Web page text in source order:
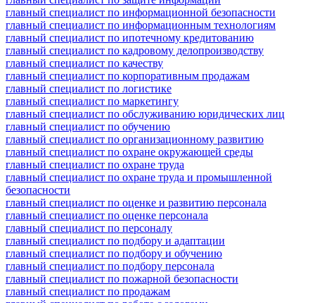
главный специалист по информационной безопасности
главный специалист по информационным технологиям
главный специалист по ипотечному кредитованию
главный специалист по кадровому делопроизводству
главный специалист по качеству
главный специалист по корпоративным продажам
главный специалист по логистике
главный специалист по маркетингу
главный специалист по обслуживанию юридических лиц
главный специалист по обучению
главный специалист по организационному развитию
главный специалист по охране окружающей среды
главный специалист по охране труда
главный специалист по охране труда и промышленной
безопасности
главный специалист по оценке и развитию персонала
главный специалист по оценке персонала
главный специалист по персоналу
главный специалист по подбору и адаптации
главный специалист по подбору и обучению
главный специалист по подбору персонала
главный специалист по пожарной безопасности
главный специалист по продажам